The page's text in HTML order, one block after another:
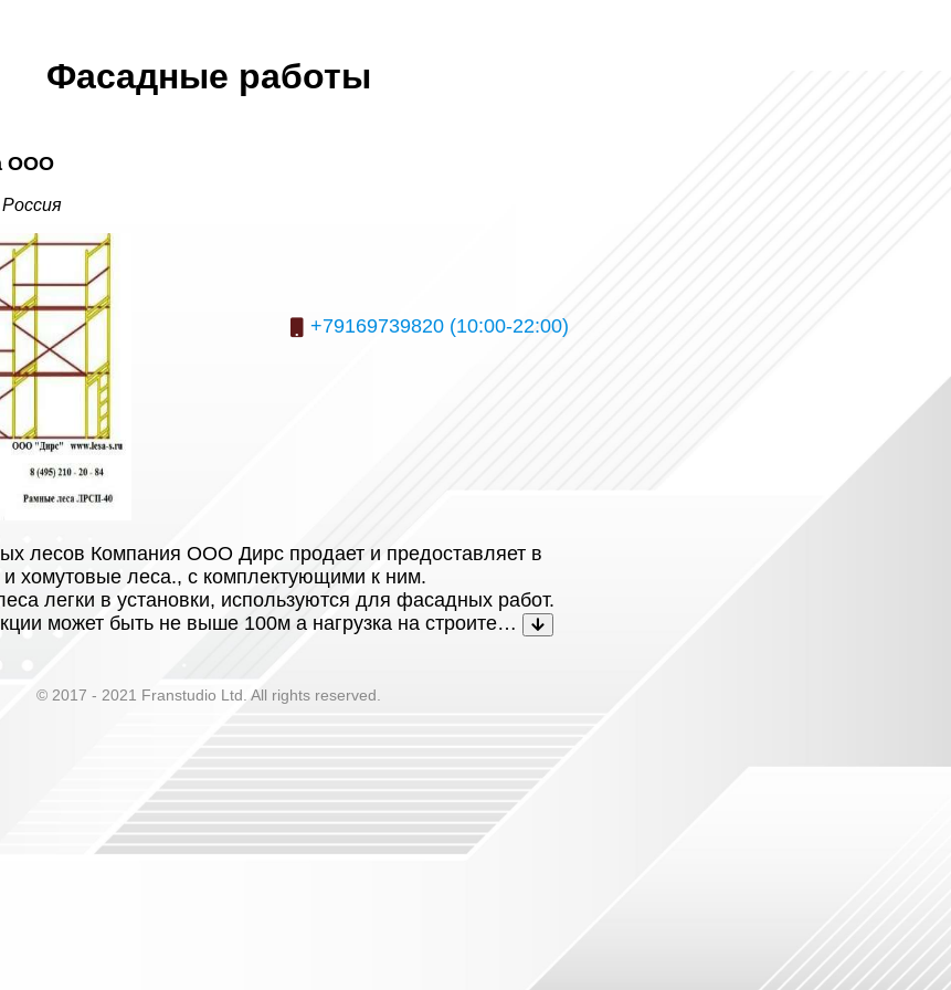
Фасадные работы
ООО
+79169739820 (10:00-22:00)
лесов Компания ООО Дирс продает и предоставляет в
хомутовые леса., с комплектующими к ним.
легки в установки, используются для фасадных работ.
может быть не выше 100м а нагрузка на строите…
© 2017 - 2021 Franstudio Ltd. All rights reserved.